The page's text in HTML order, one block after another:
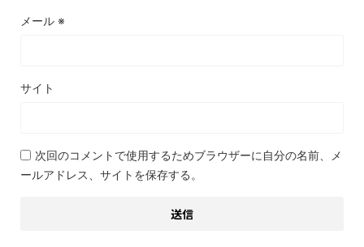
メール ※
サイト
次回のコメントで使用するためブラウザーに自分の名前、メ
ールアドレス、サイトを保存する。